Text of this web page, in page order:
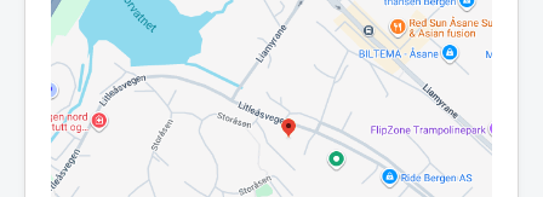
Besøkstjenesten
Kontakt Oss
Linker
Utleie
Logg inn / ut